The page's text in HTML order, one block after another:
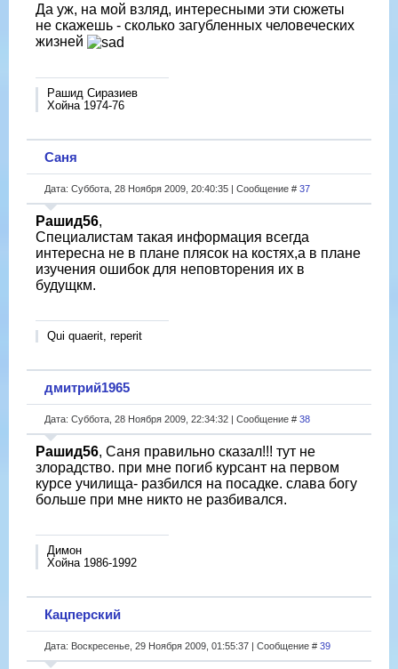
Да уж, на мой взляд, интересными эти сюжеты
не скажешь - сколько загубленных человеческих
жизней
Рашид Сиразиев
Хойна 1974-76
Саня
Дата: Суббота, 28 Ноября 2009, 20:40:35 | Сообщение # 37
Рашид56,
Специалистам такая информация всегда
интересна не в плане плясок на костях,а в плане
изучения ошибок для неповторения их в
будущкм.
Qui quaerit, reperit
дмитрий1965
Дата: Суббота, 28 Ноября 2009, 22:34:32 | Сообщение # 38
Рашид56, Саня правильно сказал!!! тут не
злорадство. при мне погиб курсант на первом
курсе училища- разбился на посадке. слава богу
больше при мне никто не разбивался.
Димон
Хойна 1986-1992
Кацперский
Дата: Воскресенье, 29 Ноября 2009, 01:55:37 | Сообщение # 39